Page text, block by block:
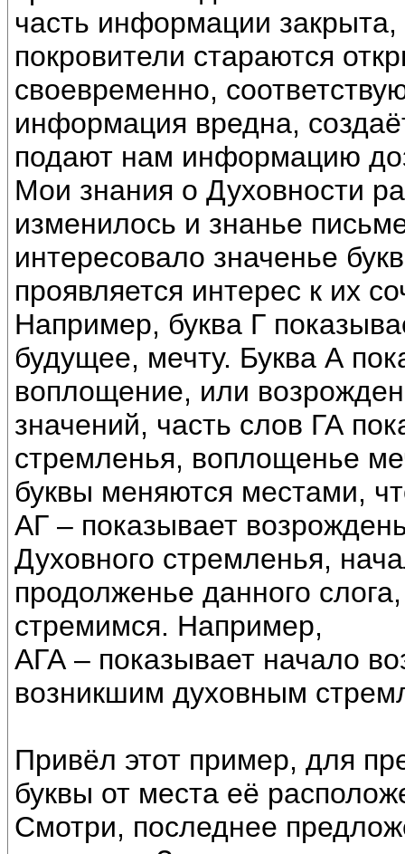
часть информации
покровители стараются
своевременно,
информация вредна,
подают нам информацию
Мои знания о Духовности
изменилось и знанье
интересовало значенье
проявляется интерес к их
Например, буква Г
будущее, мечту. Буква А
воплощение, или
значений, часть слов ГА
стремленья, воплощенье
буквы меняются местами,
АГ – показывает
Духовного стремленья,
продолженье данного
стремимся. Например,
АГА – показывает начало
возникшим духовным
Привёл этот пример, для
буквы от места её
Смотри, последнее